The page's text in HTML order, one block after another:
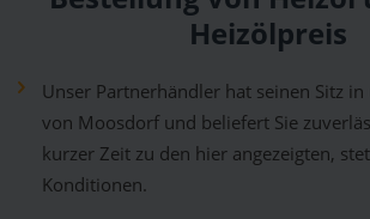
Heizölpreis
Unser Partnerhändler hat seinen Sitz
von Moosdorf und beliefert Sie
kurzer Zeit zu den hier angezeigten,
Konditionen.